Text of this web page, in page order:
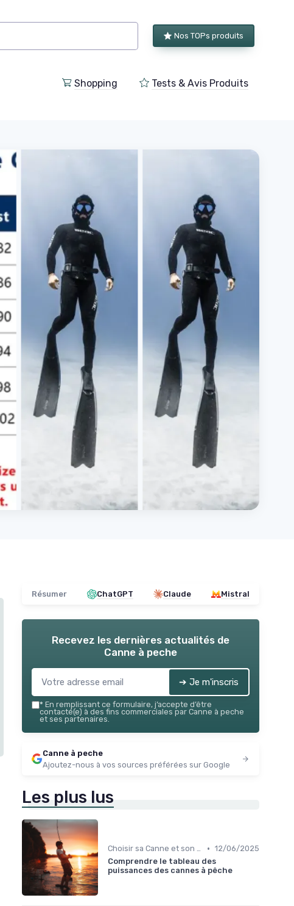
Nos TOPs produits
Shopping Tests & Avis Produits
Résumer ChatGPT Claude Mistral
Recevez les dernières actualités de
Canne à peche
➔ Je m'inscris
* En remplissant ce formulaire, j’accepte d’être
contacté(e) à des fins commerciales par Canne à peche
et ses partenaires.
Canne à peche
Ajoutez-nous à vos sources préférées sur Google
Les plus lus
Choisir sa Canne et son Équipement • 12/06/2025
Comprendre le tableau des
puissances des cannes à pêche